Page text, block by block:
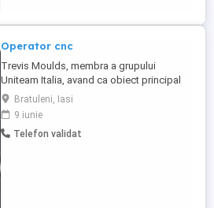
Operator cnc
Trevis Moulds, membra a grupului
Uniteam Italia, avand ca obiect principal
de activitate prelucrarea matritelor de
injectie mase plastice, ce isi gasesc
aplicatiile in sectorul auto, angajeaza
Operatori CNC pentru Freza in 3 axe
Bratuleni, Iasi
9 iunie
Telefon validat